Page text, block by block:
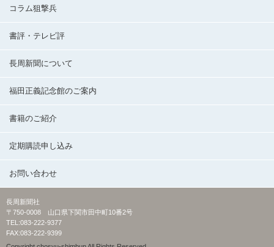
コラム狙撃兵
書評・テレビ評
長周新聞について
福田正義記念館のご案内
書籍のご紹介
定期購読申し込み
お問い合わせ
長周新聞社
〒750-0008 山口県下関市田中町10番2号
TEL:083-222-9377
FAX:083-222-9399